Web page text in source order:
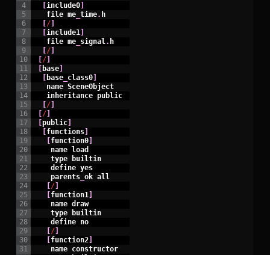
4
5
6
7
8
9
10
11
12
13
14
15
16
17
18
19
20
21
22
23
24
25
26
27
28
29
30
31
[include0]
file me time. h
[/]
[include1 ]
file me signal . h
[/]
[/]
[ base]
[ base class0]
name SceneObject
inheritance public
[/]
[/]
[public]
[functions]
[function0]
name load
type
builtin
define yes
parents ok all
[/]
[function1 ]
name draw
type
builtin
define no
[/]
[function2]
name constructor